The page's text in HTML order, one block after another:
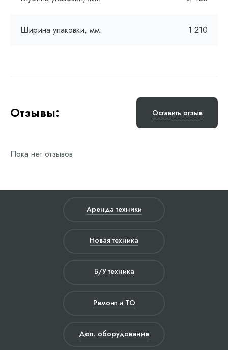
Ширина упаковки, мм: 1 210
Отзывы: Оставить отзыв
Пока нет отзывов
Аренда техники
Новая техника
Б/У техника
Ремонт и ТО
Доп. оборудование